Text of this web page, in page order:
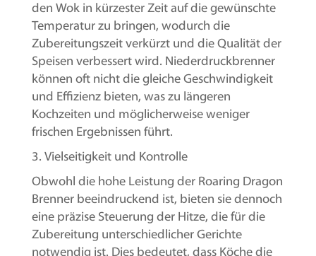
den Wok in kürzester Zeit auf die gewünschte
Temperatur zu bringen, wodurch die
Zubereitungszeit verkürzt und die Qualität der
Speisen verbessert wird. Niederdruckbrenner
können oft nicht die gleiche Geschwindigkeit
und Effizienz bieten, was zu längeren
Kochzeiten und möglicherweise weniger
frischen Ergebnissen führt.
3. Vielseitigkeit und Kontrolle
Obwohl die hohe Leistung der Roaring Dragon
Brenner beeindruckend ist, bieten sie dennoch
eine präzise Steuerung der Hitze, die für die
Zubereitung unterschiedlicher Gerichte
notwendig ist. Dies bedeutet, dass Köche die